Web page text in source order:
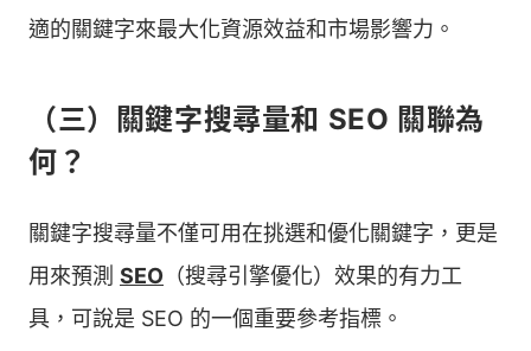
適的關鍵字來最大化資源效益和市場影響力。
（三）關鍵字搜尋量和 SEO 關聯為
何？
關鍵字搜尋量不僅可用在挑選和優化關鍵字，更是
用來預測 SEO （搜尋引擎優化）效果的有力工
具，可說是 SEO 的一個重要參考指標。